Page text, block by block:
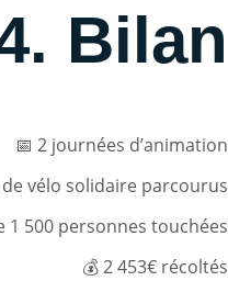
Bilan
📅 2 journées d’animation
de vélo solidaire parcourus
1 500 personnes touchées
💰 2 453€ récoltés